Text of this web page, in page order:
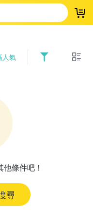
登
人氣
條件吧！
尋